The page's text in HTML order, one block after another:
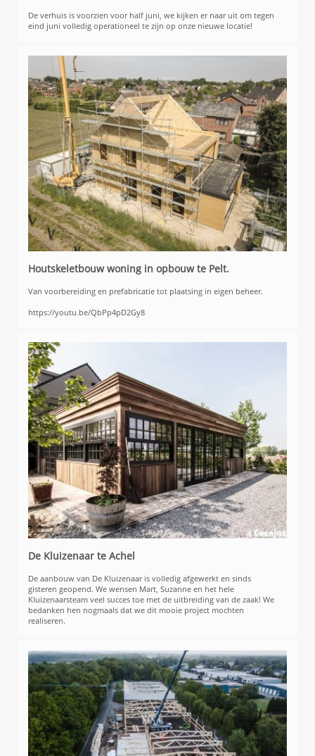
De verhuis is voorzien voor half juni, we kijken er naar uit om tegen
eind juni volledig operationeel te zijn op onze nieuwe locatie!
Houtskeletbouw woning in opbouw te Pelt.
Van voorbereiding en prefabricatie tot plaatsing in eigen beheer.
https://youtu.be/QbPp4pD2Gy8
De Kluizenaar te Achel
De aanbouw van De Kluizenaar is volledig afgewerkt en sinds
gisteren geopend. We wensen Mart, Suzanne en het hele
Kluizenaarsteam veel succes toe met de uitbreiding van de zaak! We
bedanken hen nogmaals dat we dit mooie project mochten
realiseren.